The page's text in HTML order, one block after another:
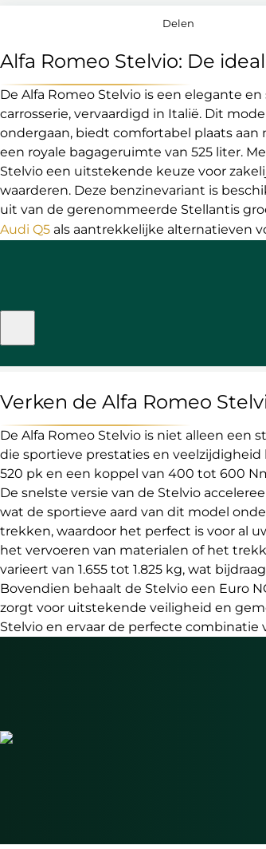
Delen
Alfa Romeo Stelvio: De
De Alfa Romeo Stelvio is een elegante
carrosserie, vervaardigd in Italië. Dit
ondergaan, biedt comfortabel plaats
een royale bagageruimte van 525 liter.
Stelvio een uitstekende keuze voor
waarderen. Deze benzinevariant is
uit van de gerenommeerde Stellantis
Audi Q5 als aantrekkelijke alternatieven
Verken de Alfa Romeo
De Alfa Romeo Stelvio is niet alleen een
die sportieve prestaties en
520 pk en een koppel van 400 tot 600
De snelste versie van de Stelvio
wat de sportieve aard van dit model
trekken, waardoor het perfect is voor al
het vervoeren van materialen of het
varieert van 1.655 tot 1.825 kg, wat
Bovendien behaalt de Stelvio een Euro
zorgt voor uitstekende veiligheid en
Stelvio en ervaar de perfecte